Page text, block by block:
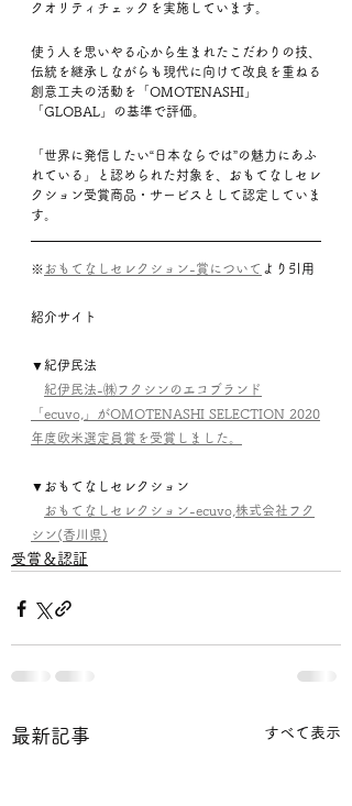
クオリティチェックを実施しています。
使う人を思いやる心から生まれたこだわりの技、
伝統を継承しながらも現代に向けて改良を重ねる
創意工夫の活動を「OMOTENASHI」
「GLOBAL」の基準で評価。
「世界に発信したい“日本ならでは”の魅力にあふ
れている」と認められた対象を、おもてなしセレ
クション受賞商品・サービスとして認定していま
す。
※ おもてなしセレクション-賞について より引用
紹介サイト
▼紀伊民法
紀伊民法-㈱フクシンのエコブランド
「ecuvo,」がOMOTENASHI SELECTION 2020
年度欧米選定員賞を受賞しました。
▼おもてなしセレクション
おもてなしセレクション-ecuvo,株式会社フク
シン(香川県)
受賞＆認証
最新記事 すべて表示